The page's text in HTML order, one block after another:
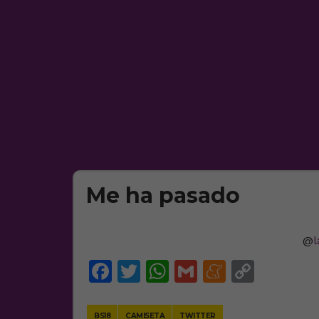
Me ha pasado
@
Facebook
Twitter
WhatsApp
GmailMeneame
BS18 CAMISETA TWITTER